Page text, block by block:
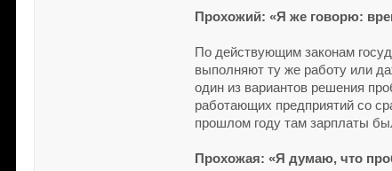
Прохожий: «Я же говорю:
По действующим законам
выполняют ту же работу или
один из вариантов решения
работающих предприятий со
прошлом году там зарплаты
Прохожая: «Я думаю, что